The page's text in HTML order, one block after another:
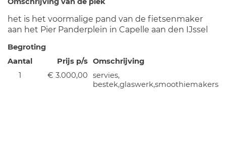
het is het voormalige pand van de fietsenmaker
aan het Pier Panderplein in Capelle aan den IJssel
Begroting
Aantal
Prijs p/s Omschrijving
1
€ 3.000,00
servies,
bestek,glaswerk,smoothiemakers